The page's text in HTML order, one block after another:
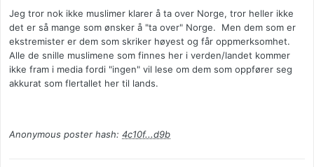
Jeg tror nok ikke muslimer klarer å ta over Norge, tror heller ikke
det er så mange som ønsker å "ta over" Norge. Men dem som er
ekstremister er dem som skriker høyest og får oppmerksomhet.
Alle de snille muslimene som finnes her i verden/landet kommer
ikke fram i media fordi "ingen" vil lese om dem som oppfører seg
akkurat som flertallet her til lands.
Anonymous poster hash: 4c10f...d9b